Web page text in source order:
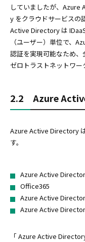
していましたが、
y をクラウドサービスの
Active Directory は
（ユーザー）単位で、
認証を実現可能なため、
ゼロトラストネットワー
2.2 Azure
Azure Active Directory
す。
Azure Active
Office365
Azure Active
Azure Active
「 Azure Active